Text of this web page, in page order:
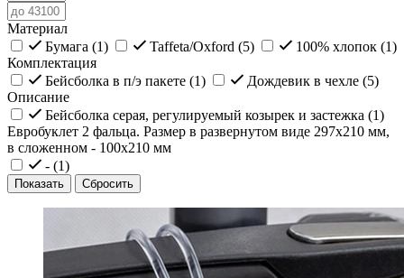
Материал
Бумага (1) Taffeta/Oxford (5) 100% хлопок (1)
Комплектация
Бейсболка в п/э пакете (1) Дождевик в чехле (5)
Описание
Бейсболка серая, регулируемый козырек и застежка (1)
Евробуклет 2 фальца. Размер в развернутом виде 297х210 мм,
в сложенном - 100х210 мм
- (1)